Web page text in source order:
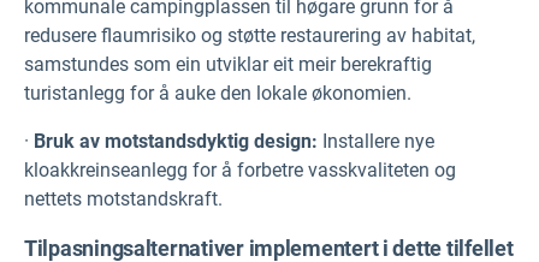
kommunale campingplassen til høgare grunn for å
redusere flaumrisiko og støtte restaurering av habitat,
samstundes som ein utviklar eit meir berekraftig
turistanlegg for å auke den lokale økonomien.
· Bruk av motstandsdyktig design: Installere nye
kloakkreinseanlegg for å forbetre vasskvaliteten og
nettets motstandskraft.
Tilpasningsalternativer implementert i dette tilfellet